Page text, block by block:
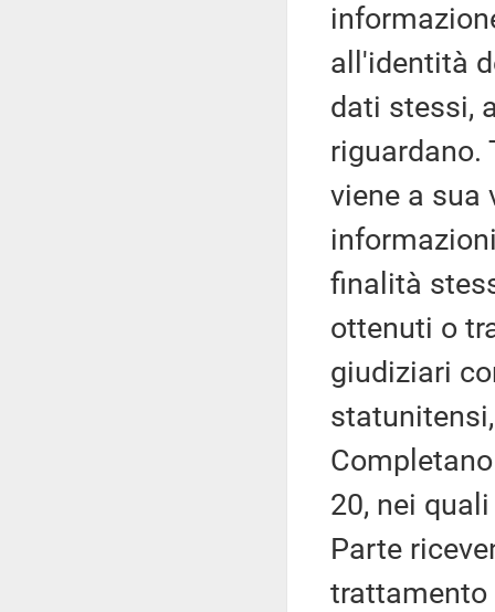
all'identità
dati stessi,
riguardano.
viene a sua
finalità
ottenuti o
giudiziari
20, nei
Parte
trattamento